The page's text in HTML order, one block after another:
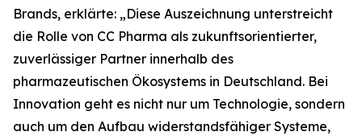
Brands, erklärte: „Diese Auszeichnung unterstreicht
die Rolle von CC Pharma als zukunftsorientierter,
zuverlässiger Partner innerhalb des
pharmazeutischen Ökosystems in Deutschland. Bei
Innovation geht es nicht nur um Technologie, sondern
auch um den Aufbau widerstandsfähiger Systeme,